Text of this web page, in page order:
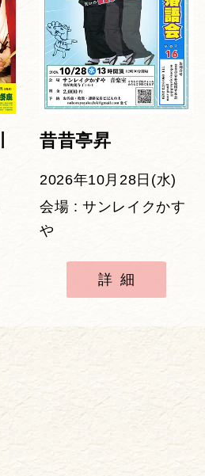
昔昔亭昇
2026年10月28日(水)
会場 : サンレイクかす
や
詳細